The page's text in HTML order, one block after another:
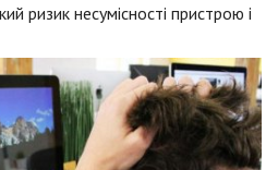
ризик несумісності пристрою і